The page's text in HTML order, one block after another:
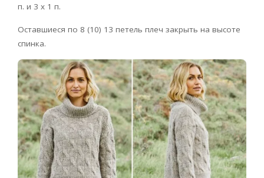
п. и 3 х 1 п.
Оставшиеся по 8 (10) 13 петель плеч закрыть на высоте
спинка.